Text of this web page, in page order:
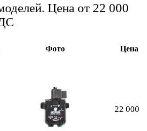
Цена от 22 000
Фото Цена
22 000